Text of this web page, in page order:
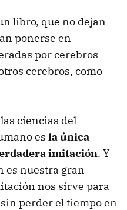
libro, que no dejan
ponerse en
por cerebros
cerebros, como
ciencias del
es la única
imitación. Y
es nuestra gran
nos sirve para
perder el tiempo en